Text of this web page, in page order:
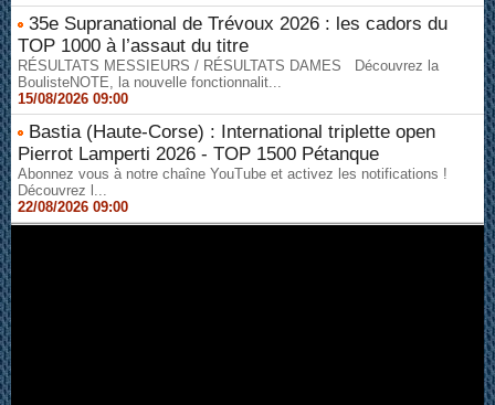
35e Supranational de Trévoux 2026 : les cadors du
TOP 1000 à l’assaut du titre
RÉSULTATS MESSIEURS / RÉSULTATS DAMES Découvrez la
BoulisteNOTE, la nouvelle fonctionnalit...
15/08/2026 09:00
Bastia (Haute-Corse) : International triplette open
Pierrot Lamperti 2026 - TOP 1500 Pétanque
Abonnez vous à notre chaîne YouTube et activez les notifications !
Découvrez l...
22/08/2026 09:00